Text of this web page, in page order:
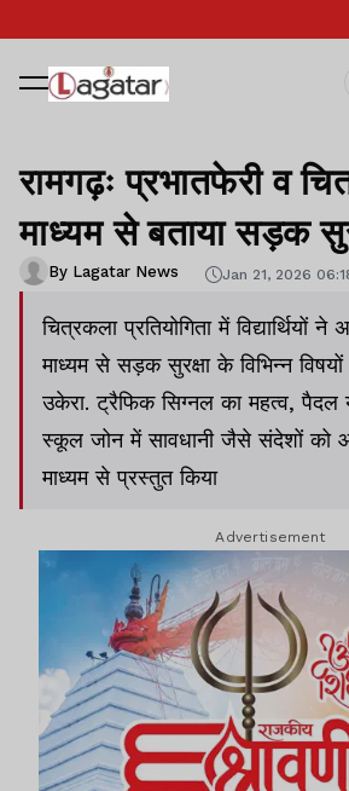
रामगढ़ः प्रभातफेरी व
माध्यम से बताया सड़क
By Lagatar News Jan 21, 2026
चित्रकला प्रतियोगिता में विद्यार्थियों
माध्यम से सड़क सुरक्षा के विभिन्न
उकेरा. ट्रैफिक सिग्नल का महत्व, पैदल
स्कूल जोन में सावधानी जैसे संदेशों को
माध्यम से प्रस्तुत किया
Advertisement